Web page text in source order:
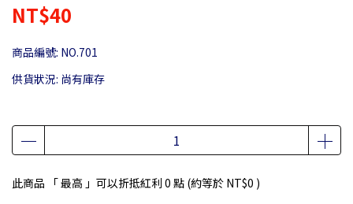
NT$40
商品編號: NO.701
供貨狀況: 尚有庫存
此商品 「 最高 」可以折抵紅利 0 點 (約等於 NT$0 )